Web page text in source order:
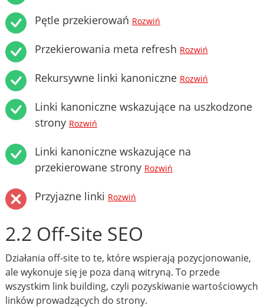
Pętle przekierowań Rozwiń
Przekierowania meta refresh Rozwiń
Rekursywne linki kanoniczne Rozwiń
Linki kanoniczne wskazujące na uszkodzone
strony Rozwiń
Linki kanoniczne wskazujące na
przekierowane strony Rozwiń
Przyjazne linki Rozwiń
2.2 Off-Site SEO
Działania off-site to te, które wspierają pozycjonowanie,
ale wykonuje się je poza daną witryną. To przede
wszystkim link building, czyli pozyskiwanie wartościowych
linków prowadzących do strony.